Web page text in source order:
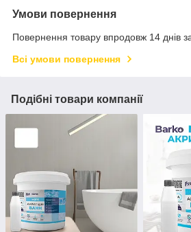
Умови повернення
Повернення товару впродовж 14 днів
Всі умови повернення
Подібні товари компанії